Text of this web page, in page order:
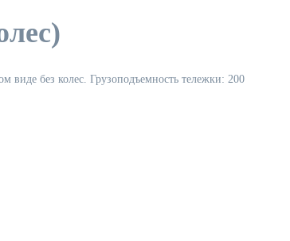
виде без колес. Грузоподъемность тележки: 200